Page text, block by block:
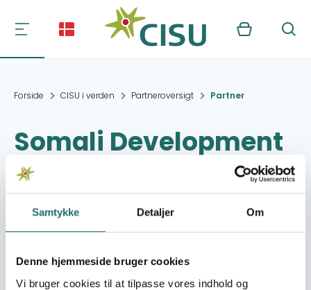
Samtykke Detaljer Om
Denne hjemmeside bruger cookies
Vi bruger cookies til at tilpasse vores indhold og
Kurv Søg
Forside CISU i verden Partneroversigt Partner
Somali Development
and Rehabilitation
Orgaization (SDRO)
Sub-office MOGADISHU